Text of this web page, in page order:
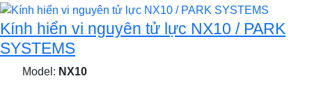
Kính hiển vi nguyên tử lực NX10 / PARK
SYSTEMS
Model: NX10